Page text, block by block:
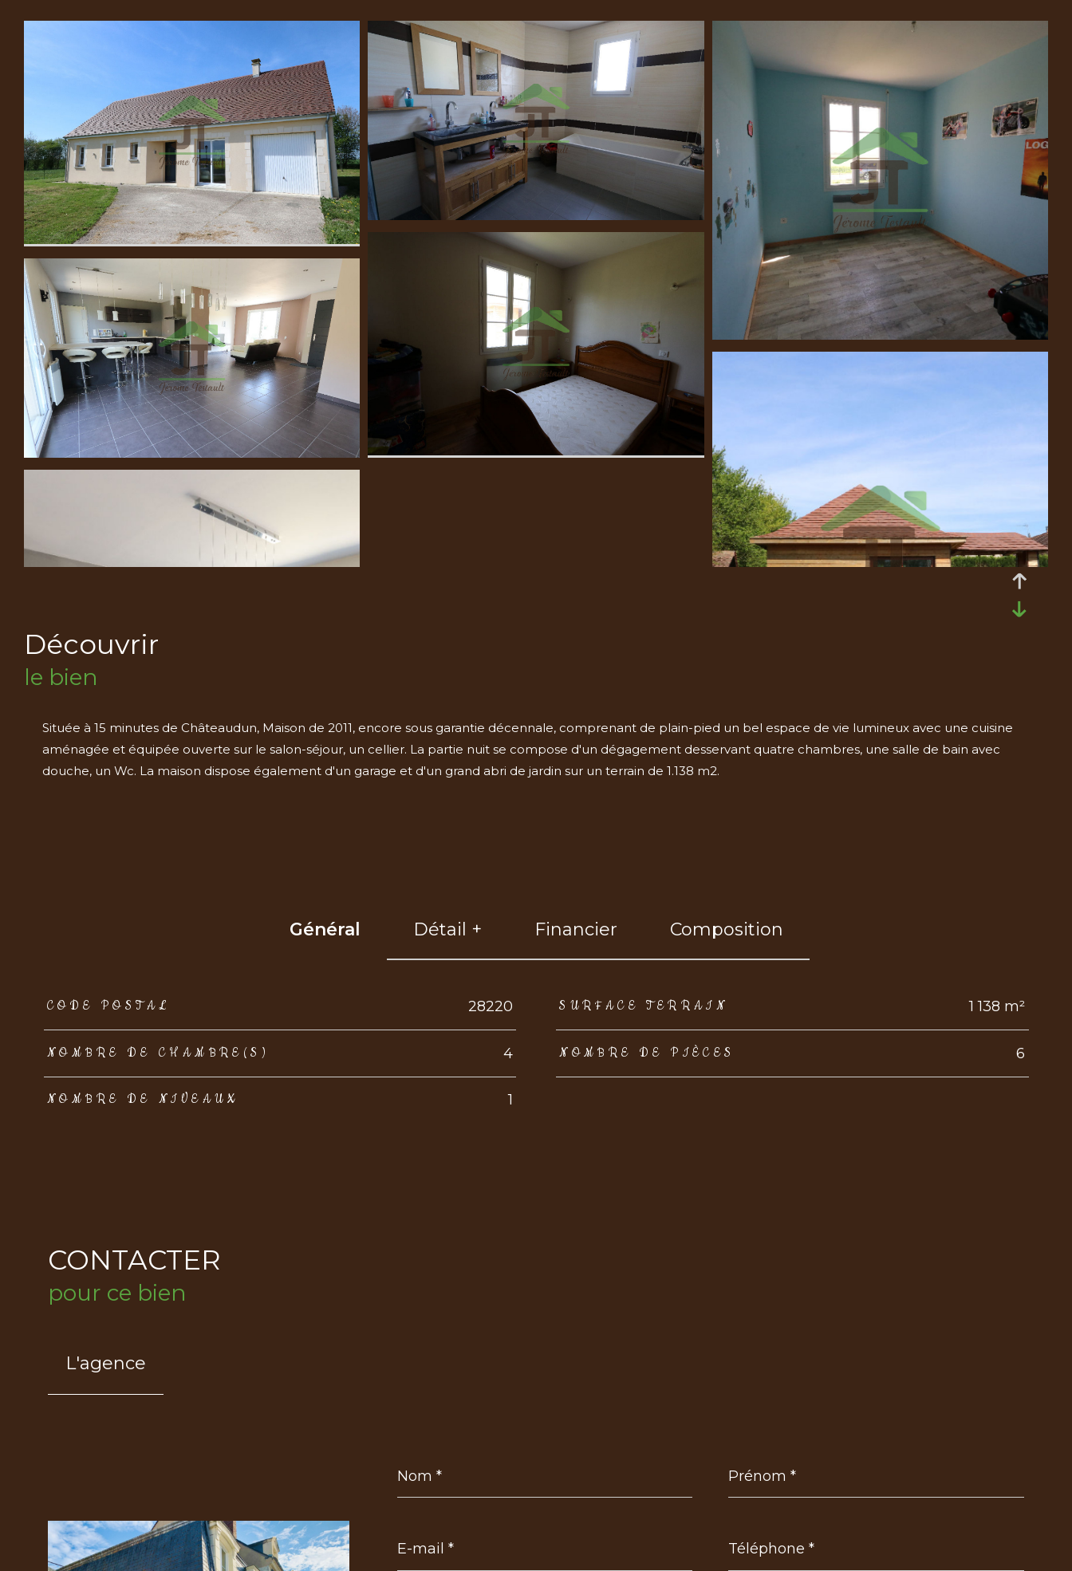
découvrir
le bien
Située à 15 minutes de Châteaudun, Maison de 2011, encore sous garantie décennale, comprenant de plain-pied un bel espace de vie lumineux avec une cuisine
aménagée et équipée ouverte sur le salon-séjour, un cellier. La partie nuit se compose d'un dégagement desservant quatre chambres, une salle de bain avec
douche, un Wc. La maison dispose également d'un garage et d'un grand abri de jardin sur un terrain de 1.138 m2.
Général Détail + Financier Composition
TRAD_ZEPHYR_Caracteristique
CODE POSTAL 28220 SURFACE TERRAIN 1 138 m²
NOMBRE DE CHAMBRE(S) 4 NOMBRE DE PIÈCES 6
NOMBRE DE NIVEAUX 1
CONTACTER
pour ce bien
L'agence
* *
mail
*
*